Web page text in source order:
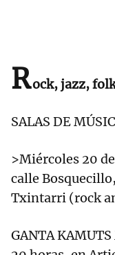
Rock, jazz,
SALAS DE
>Miércoles 20
calle
Txintarri (rock
GANTA